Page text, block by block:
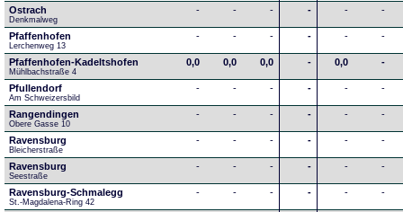
Ostrach
Denkmalweg
- - - - - -
Pfaffenhofen
Lerchenweg 13
- - - - - -
Pfaffenhofen-Kadeltshofen
Mühlbachstraße 4
0,0 0,0 0,0 - 0,0 -
Pfullendorf
Am Schweizersbild
- - - - - -
Rangendingen
Obere Gasse 10
- - - - - -
Ravensburg
Bleicherstraße
- - - - - -
Ravensburg
Seestraße
- - - - - -
Ravensburg-Schmalegg
St.-Magdalena-Ring 42
- - - - - -